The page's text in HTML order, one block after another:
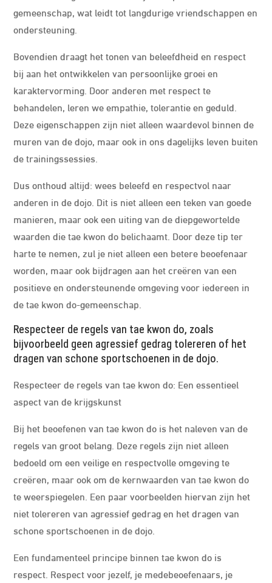
gemeenschap, wat leidt tot langdurige vriendschappen en
ondersteuning.
Bovendien draagt ​​het tonen van beleefdheid en respect
bij aan het ontwikkelen van persoonlijke groei en
karaktervorming. Door anderen met respect te
behandelen, leren we empathie, tolerantie en geduld.
Deze eigenschappen zijn niet alleen waardevol binnen de
muren van de dojo, maar ook in ons dagelijks leven buiten
de trainingssessies.
Dus onthoud altijd: wees beleefd en respectvol naar
anderen in de dojo. Dit is niet alleen een teken van goede
manieren, maar ook een uiting van de diepgewortelde
waarden die tae kwon do belichaamt. Door deze tip ter
harte te nemen, zul je niet alleen een betere beoefenaar
worden, maar ook bijdragen aan het creëren van een
positieve en ondersteunende omgeving voor iedereen in
de tae kwon do-gemeenschap.
Respecteer de regels van tae kwon do, zoals
bijvoorbeeld geen agressief gedrag tolereren of het
dragen van schone sportschoenen in de dojo.
Respecteer de regels van tae kwon do: Een essentieel
aspect van de krijgskunst
Bij het beoefenen van tae kwon do is het naleven van de
regels van groot belang. Deze regels zijn niet alleen
bedoeld om een veilige en respectvolle omgeving te
creëren, maar ook om de kernwaarden van tae kwon do
te weerspiegelen. Een paar voorbeelden hiervan zijn het
niet tolereren van agressief gedrag en het dragen van
schone sportschoenen in de dojo.
Een fundamenteel principe binnen tae kwon do is
respect. Respect voor jezelf, je medebeoefenaars, je